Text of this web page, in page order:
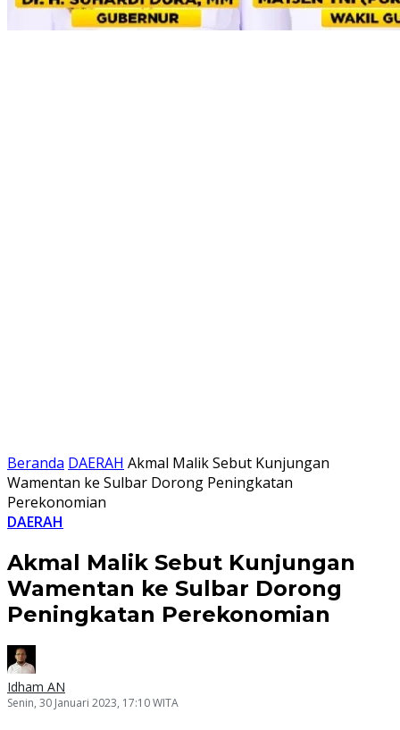
Beranda DAERAH Akmal Malik Sebut Kunjungan
Wamentan ke Sulbar Dorong Peningkatan
Perekonomian
DAERAH
Akmal Malik Sebut Kunjungan
Wamentan ke Sulbar Dorong
Peningkatan Perekonomian
Idham AN
Senin, 30 Januari 2023, 17:10 WITA